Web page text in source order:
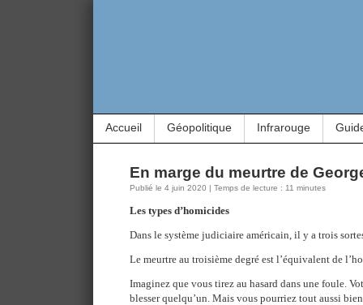
Accueil Géopolitique Infrarouge
En marge du meurtre de
Publié le 4 juin 2020 | Temps de lecture : 11 minutes
Les types d’homicides
Dans le système judiciaire américain, il y a trois
Le meurtre au troisième degré est l’équivalent de
Imaginez que vous tirez au hasard dans une foule.
blesser quelqu’un. Mais vous pourriez tout aussi